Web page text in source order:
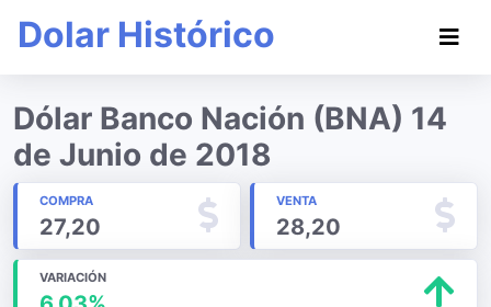
Dolar Histórico
Dólar Banco Nación (BNA) 14
de Junio de 2018
COMPRA
27,20
VENTA
28,20
VARIACIÓN